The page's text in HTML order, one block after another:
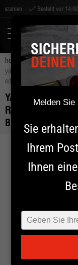
Bestellt vor 14:00 Uhr,
home shichirin
yakiniku medium
edition
YAKINIKU
RECHTECKIG |
BLACK EDITION
Melden
Sie
Ihrem
Ihnen
Typ
je
in